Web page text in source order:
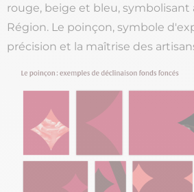
rouge, beige et bleu, symbolisant
Région. Le poinçon, symbole
précision et la maîtrise des